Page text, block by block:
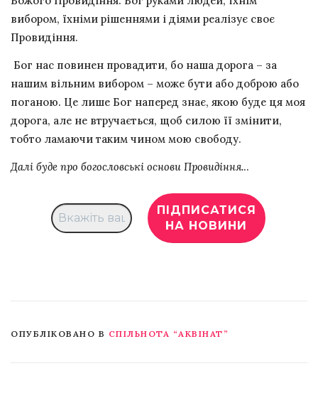
вибором, їхніми рішеннями і діями реалізує своє
Провидіння.
Бог нас повинен провадити, бо наша дорога – за
нашим вільним вибором – може бути або доброю або
поганою. Це лише Бог наперед знає, якою буде ця моя
дорога, але не втручається, щоб силою її змінити,
тобто ламаючи таким чином мою свободу.
Далі буде про богословські основи Провидіння...
ОПУБЛІКОВАНО В СПІЛЬНОТА “АКВІНАТ”